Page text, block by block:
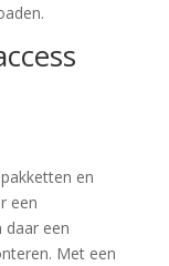
en
een
daar een
Met een